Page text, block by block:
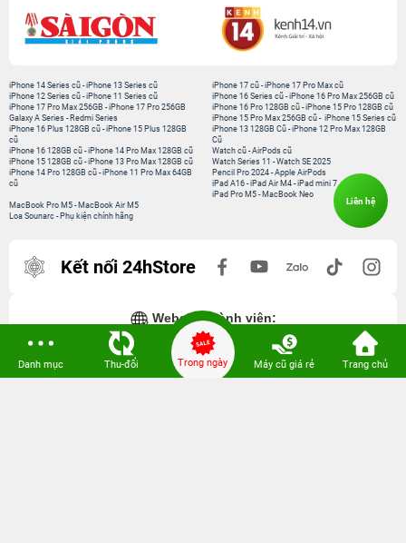
iPhone 14 Series cũ -iPhone 13 Series cũ
iPhone 12 Series cũ -iPhone 11 Series cũ
iPhone 17 Pro Max 256GB -iPhone 17 Pro 256GB
Galaxy A Series - Redmi Series
iPhone 17 cũ -iPhone 17 Pro Max cũ
iPhone 16 Series cũ - iPhone 16 Pro Max 256GB cũ
iPhone 16 Pro 128GB cũ -iPhone 15 Pro 128GB cũ
iPhone 15 Pro Max 256GB cũ - iPhone 15 Series cũ
iPhone 16 Plus 128GB cũ -iPhone 15 Plus 128GB
cũ
iPhone 16 128GB cũ -iPhone 14 Pro Max 128GB cũ
iPhone 15 128GB cũ -iPhone 13 Pro Max 128GB cũ
iPhone 14 Pro 128GB cũ -iPhone 11 Pro Max 64GB
cũ
iPhone 13 128GB Cũ -iPhone 12 Pro Max 128GB
Cũ
Watch cũ -AirPods cũ
Watch Series 11 -Watch SE 2025
Pencil Pro 2024 -Apple AirPods
iPad A16 -iPad Air M4 -iPad mini 7
iPad Pro M5 - MacBook Neo
MacBook Pro M5 - MacBook Air M5
Loa Sounarc - Phụ kiện chính hãng
Kết nối 24hStore
Website thành viên:
Bệnh Viện Điện Thoại, Laptop 24h
Danh mục Thu-đổi Trong ngày Máy cũ giá rẻ Trang chủ
Liên hệ